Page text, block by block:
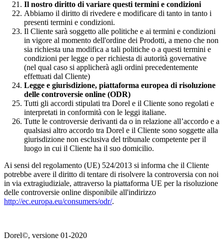
Il nostro diritto di variare questi termini e condizioni
Abbiamo il diritto di rivedere e modificare di tanto in tanto i
presenti termini e condizioni.
Il Cliente sarà soggetto alle politiche e ai termini e condizioni
in vigore al momento dell'ordine dei Prodotti, a meno che non
sia richiesta una modifica a tali politiche o a questi termini e
condizioni per legge o per richiesta di autorità governative
(nel qual caso si applicherà agli ordini precedentemente
effettuati dal Cliente)
Legge e giurisdizione, piattaforma europea di risoluzione
delle controversie online (ODR)
Tutti gli accordi stipulati tra Dorel e il Cliente sono regolati e
interpretati in conformità con le leggi italiane.
Tutte le controversie derivanti da o in relazione all’accordo e a
qualsiasi altro accordo tra Dorel e il Cliente sono soggette alla
giurisdizione non esclusiva del tribunale competente per il
luogo in cui il Cliente ha il suo domicilio.
Ai sensi del regolamento (UE) 524/2013 si informa che il Cliente
potrebbe avere il diritto di tentare di risolvere la controversia con noi
in via extragiudiziale, attraverso la piattaforma UE per la risoluzione
delle controversie online disponibile all'indirizzo
http://ec.europa.eu/consumers/odr/.
Dorel©, versione 01-2020